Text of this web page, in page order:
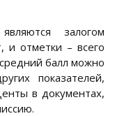
залогом
и отметки – всего
балл можно
показателей,
в документах,